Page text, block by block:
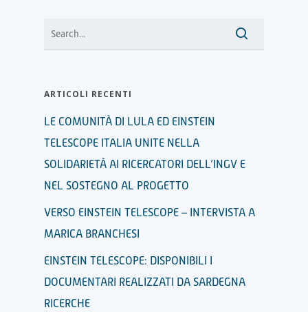
ARTICOLI RECENTI
LE COMUNITÀ DI LULA ED EINSTEIN
TELESCOPE ITALIA UNITE NELLA
SOLIDARIETÀ AI RICERCATORI DELL’INGV E
NEL SOSTEGNO AL PROGETTO
VERSO EINSTEIN TELESCOPE – INTERVISTA A
MARICA BRANCHESI
EINSTEIN TELESCOPE: DISPONIBILI I
DOCUMENTARI REALIZZATI DA SARDEGNA
RICERCHE